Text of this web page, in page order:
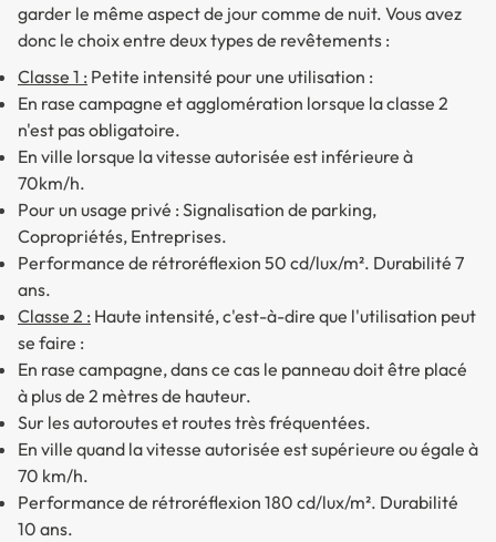
garder le même aspect de jour comme de nuit. Vous avez
donc le choix entre deux types de revêtements :
Classe 1 : Petite intensité pour une utilisation :
En rase campagne et agglomération lorsque la classe 2
n'est pas obligatoire.
En ville lorsque la vitesse autorisée est inférieure à
70km/h.
Pour un usage privé : Signalisation de parking,
Copropriétés, Entreprises.
Performance de rétroréflexion 50 cd/lux/m². Durabilité 7
ans.
Classe 2 : Haute intensité, c'est-à-dire que l'utilisation peut
se faire :
En rase campagne, dans ce cas le panneau doit être placé
à plus de 2 mètres de hauteur.
Sur les autoroutes et routes très fréquentées.
En ville quand la vitesse autorisée est supérieure ou égale à
70 km/h.
Performance de rétroréflexion 180 cd/lux/m². Durabilité
10 ans.